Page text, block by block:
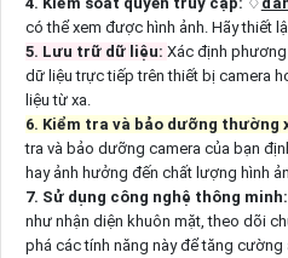
có thể xem được hình ảnh. Hãy thiết
5. Lưu trữ dữ liệu: Xác định
dữ liệu trực tiếp trên thiết bị camera
liệu từ xa.
6. Kiểm tra và bảo dưỡng thường
tra và bảo dưỡng camera của bạn
hay ảnh hưởng đến chất lượng hình
7. Sử dụng công nghệ thông minh:
như nhận diện khuôn mặt, theo dõi
phá các tính năng này để tăng